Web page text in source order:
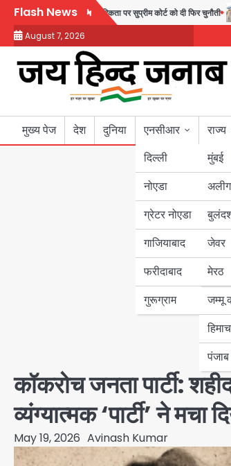
Skip
content
Flash News
रास्ता, जन्मसिद्ध नागरिकता पर सुप्रीम कोर्ट को दी फिर चुनौती
August 7, 2026
मुख्य पेज देश दुनिया
एनसीआर
दिल्ली
नोएडा
ग्रेटर नोएडा
गाजियाबाद
फरीदाबाद
गुरूग्राम
राज्य
मुंबई
उत्तर
जेवर
मेरठ
बिहार
पंजाब
हरियाणा
जम्मू
पंजाब
कॉकरोच जनता पार्टी:
व्यंग्यात्मक ‘पार्टी’ ने मचा
May 19, 2026 Avinash Kumar